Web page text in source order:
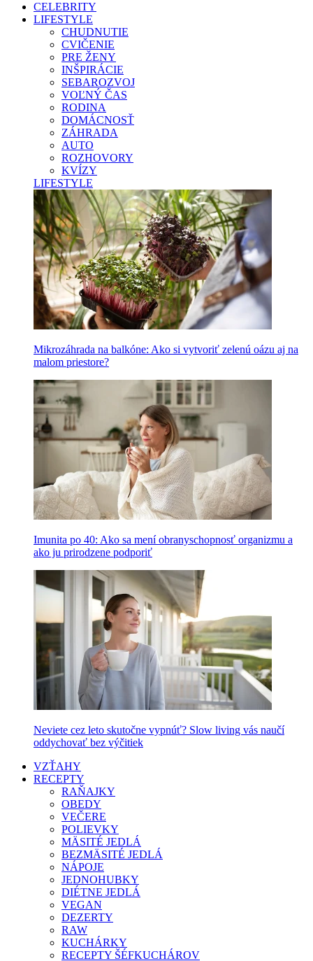
CELEBRITY
LIFESTYLE
CHUDNUTIE
CVIČENIE
PRE ŽENY
INŠPIRÁCIE
SEBAROZVOJ
VOĽNÝ ČAS
RODINA
DOMÁCNOSŤ
ZÁHRADA
AUTO
ROZHOVORY
KVÍZY
LIFESTYLE
Mikrozáhrada na balkóne: Ako si vytvoriť zelenú oázu aj na
malom priestore?
Imunita po 40: Ako sa mení obranyschopnosť organizmu a
ako ju prirodzene podporiť
Neviete cez leto skutočne vypnúť? Slow living vás naučí
oddychovať bez výčitiek
VZŤAHY
RECEPTY
RAŇAJKY
OBEDY
VEČERE
POLIEVKY
MÄSITÉ JEDLÁ
BEZMÄSITÉ JEDLÁ
NÁPOJE
JEDNOHUBKY
DIÉTNE JEDLÁ
VEGAN
DEZERTY
RAW
KUCHÁRKY
RECEPTY ŠÉFKUCHÁROV